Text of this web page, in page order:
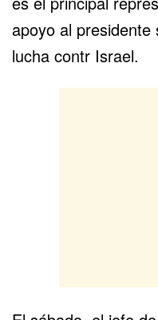
apoyo al
lucha contr Israel.